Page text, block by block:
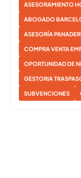
ASESORAMIENTO
ABOGADO
ASESORÍA
COMPRA VENTA
OPORTUNIDAD DE
GESTORIA
SUBVENCIONES